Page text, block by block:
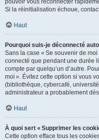
pouvoir vous reconnecter
Si la réinitialisation échoue,
Haut
Pourquoi suis-je déconnecté
Sans la case « Se souvenir de
connecté que pendant une durée
compte par quelqu’un d’autre.
moi ». Évitez cette option si vous
(bibliothèque, cybercafé,
administrateur a probablement
Haut
À quoi sert « Supprimer les
Cette option efface tous les